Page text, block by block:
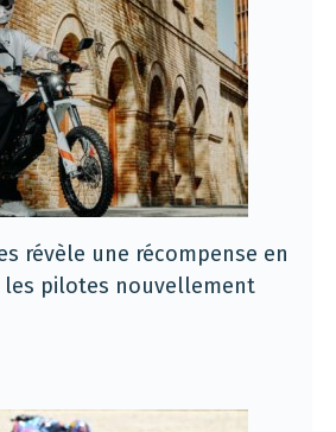
révèle une récompense en
les pilotes nouvellement